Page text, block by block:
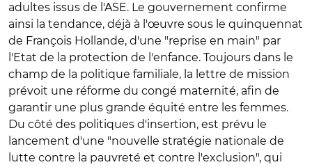
adultes issus de l'ASE. Le gouvernement confirme
ainsi la tendance, déjà à l'œuvre sous le quinquennat
de François Hollande, d'une "reprise en main" par
l'Etat de la protection de l'enfance. Toujours dans le
champ de la politique familiale, la lettre de mission
prévoit une réforme du congé maternité, afin de
garantir une plus grande équité entre les femmes.
Du côté des politiques d'insertion, est prévu le
lancement d'une "nouvelle stratégie nationale de
lutte contre la pauvreté et contre l'exclusion", qui